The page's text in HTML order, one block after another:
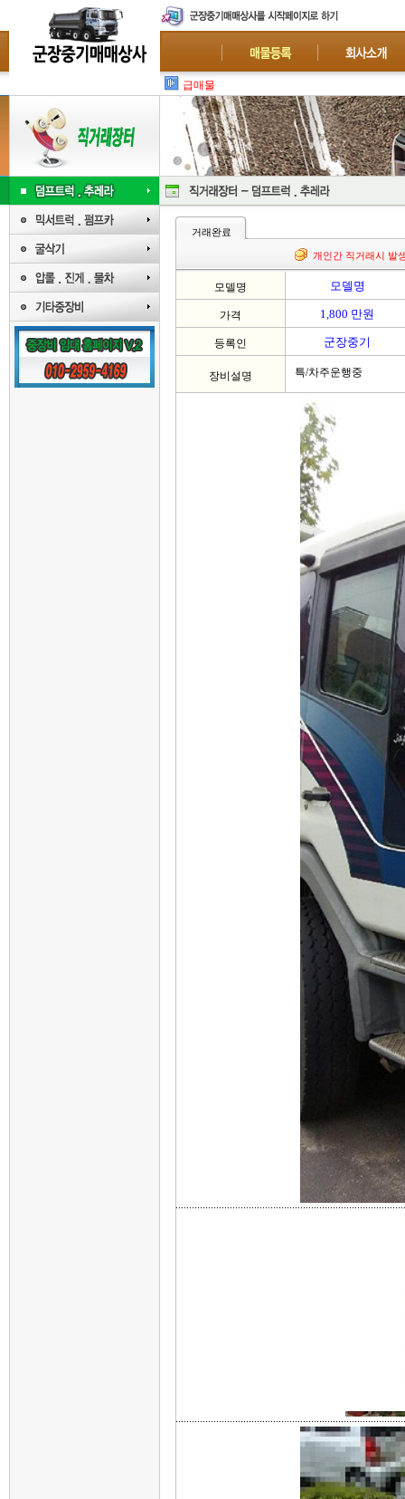
급매물 사고차량
거래완료
개인간 직거래시 발
모델명 모델명
가격 1,800 만원
등록인 군장중기
장비설명 특/차주운행중